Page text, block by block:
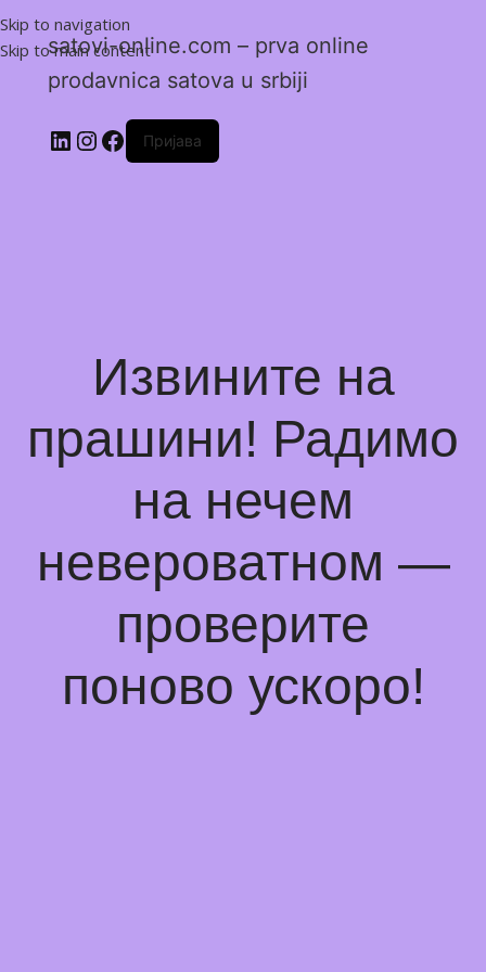
Skip to navigation
Skip to main content
satovi-online.com – prva online
prodavnica satova u srbiji
Пријава
Извините на
прашини! Радимо
на нечем
невероватном —
проверите
поново ускоро!